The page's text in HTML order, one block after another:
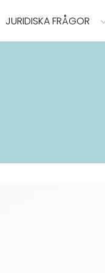
JURIDISKA FRÅGOR